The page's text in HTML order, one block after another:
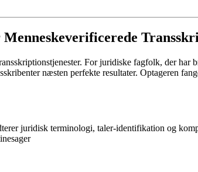
For juridiske fagfolk, der har
næsten perfekte resultater. Optageren
juridisk terminologi, taler-identifikation og